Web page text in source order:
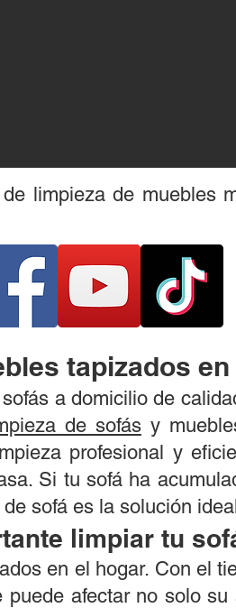
limpieza de muebles
tapizados
a domicilio de
de sofásy
profesional y
Si tu sofá ha
sofá es la solución
limpiar tu
en el hogar. Con el
afectar no solo